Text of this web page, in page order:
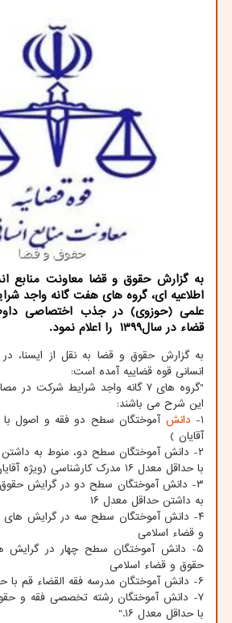
به گزارش حقوق و قضا معاونت منابع
اطلاعیه ای، گروه های هفت گانه واجد
علمی (حوزوی) در جذب اختصاصی
قضاء در سال۱۳۹۹ را اعلام نمود.
به گزارش حقوق و قضا به نقل از ایسنا، در
انسانی قوه قضاییه آمده است:
"گروه های ۷ گانه واجد شرایط شرکت
این شرح می باشند:
۱-
دانش
آقایان )
۲- دانش آموختگان سطح دو، منوط به
با حداقل معدل ۱۶ مدرک کارشناسی (ویژه آقایان )
۳- دانش آموختگان سطح دو در گرایش
به داشتن حداقل معدل ۱۶
۴- دانش آموختگان سطح سه در گرایش های
و قضاء اسلامی
۵- دانش آموختگان سطح چهار در گرایش
حقوق و قضاء اسلامی
۶- دانش آموختگان مدرسه فقه القضاء قم با حداقل معدل ۱۶
۷- دانش آموختگان رشته تخصصی فقه و
با حداقل معدل ۱۶."